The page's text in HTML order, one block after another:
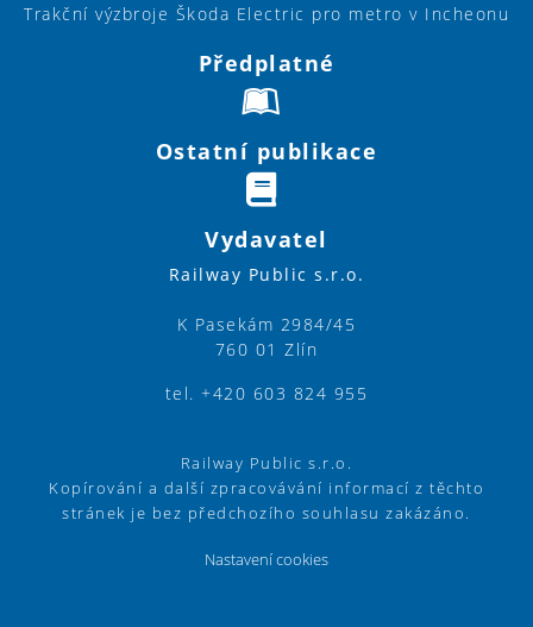
Trakční výzbroje Škoda Electric pro metro v Incheonu
Předplatné
Ostatní publikace
Vydavatel
Railway Public s.r.o.
K Pasekám 2984/45
760 01 Zlín
tel. +420 603 824 955
Railway Public s.r.o.
Kopírování a další zpracovávání informací z těchto
stránek je bez předchozího souhlasu zakázáno.
Nastavení cookies